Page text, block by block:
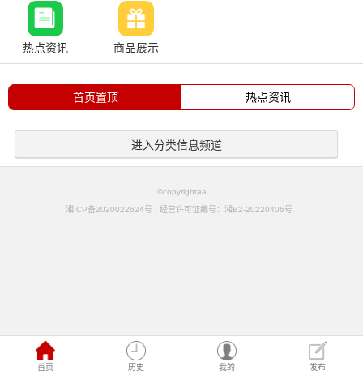
首页 历史 我的 发布
热点资讯 商品展示
首页置顶 热点资讯
进入分类信息频道
©copyrightaa
湘ICP备2020022624号 | 经营许可证编号：湘B2-20220406号